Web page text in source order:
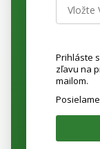
Prihláste
zľavu na
mailom.